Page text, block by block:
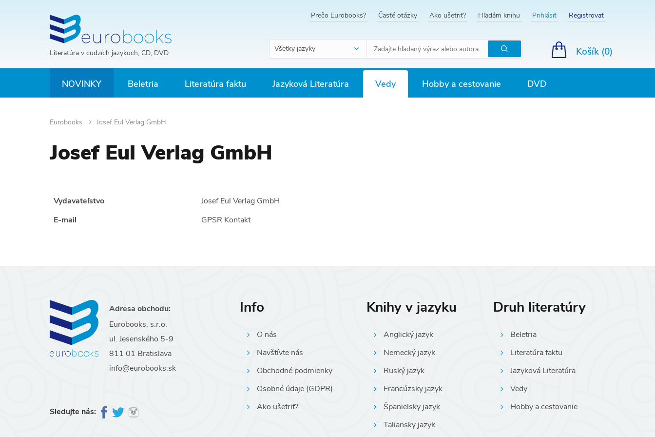
Literatúra v cudzích jazykoch, CD, DVD
Prečo Eurobooks? Časté otázky Ako ušetriť? Hľadám knihu Prihlásiť Registrovať
Všetky jazyky
Hľadať
Košík (0)
NOVINKY Beletria Literatúra faktu Jazyková Literatúra Vedy Hobby a cestovanie DVD
Eurobooks Josef Eul Verlag GmbH
Josef Eul Verlag GmbH
Vydavateľstvo
Josef Eul Verlag GmbH
E-mail
GPSR Kontakt
Adresa obchodu:
Eurobooks, s.r.o.
ul. Jesenského 5-9
811 01 Bratislava
info@eurobooks.sk
Sledujte nás:
Info
O nás
Navštívte nás
Obchodné podmienky
Osobné údaje (GDPR)
Ako ušetriť?
Knihy v jazyku
Anglický jazyk
Nemecký jazyk
Ruský jazyk
Francúzsky jazyk
Španielsky jazyk
Taliansky jazyk
Druh literatúry
Beletria
Literatúra faktu
Jazyková Literatúra
Vedy
Hobby a cestovanie